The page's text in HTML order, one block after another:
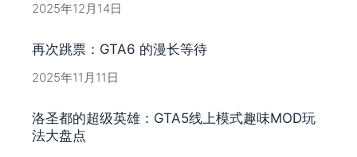
2025年12月14日
再次跳票：GTA6 的漫长等待
2025年11月11日
洛圣都的超级英雄：GTA5线上模式趣味MOD玩
法大盘点